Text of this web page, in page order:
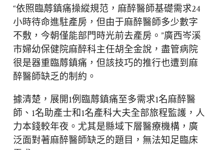
“依照臨蓐鎮痛操縱規范，麻醉醫師基礎需求24
小時待命進駐產房，但由于麻醉醫師多少數字
不敷，今朝僅能部門時光前去產房。”廣西岑溪
市婦幼保健院麻醉科主任胡全金說，盡管病院
很是器重臨蓐鎮痛，但該技巧的推行也遭到麻
醉醫師缺乏的制約。
據清楚，展開1例臨蓐鎮痛至多需求1名麻醉醫
師、1名助產士和1名產科大夫全部旅程監護，人
力本錢較年夜。尤其是縣域下層醫療機構，廣
泛面對著麻醉醫師缺乏的題目，無法知足臨床